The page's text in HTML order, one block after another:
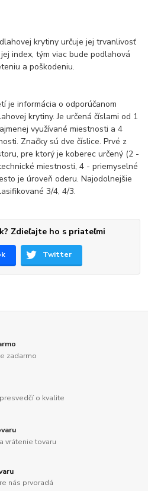
krytiny určuje jej trvanlivosť
index, tým viac bude podlahová
a poškodeniu.
je informácia o odporúčanom
krytiny. Je určená číslami od 1
využívané miestnosti a 4
Značky sú dve číslice. Prvé z
pre ktorý je koberec určený (2 -
miestnosti, 4 - priemyselné
je úroveň oderu. Najodolnejšie
3/4, 4/3.
Zdieľajte ho s priateľmi
Twitter
zadarmo
o kvalite
vrátenie tovaru
nás prvoradá